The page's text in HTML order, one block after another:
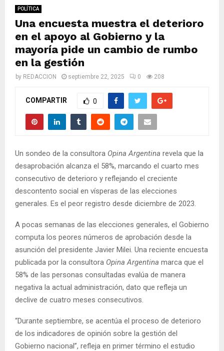
N
U
POLÍTICA
Una encuesta muestra el deterioro
en el apoyo al Gobierno y la
mayoría pide un cambio de rumbo
en la gestión
by REDACCION septiembre 22, 2025 0 208
COMPARTIR 0
Un sondeo de la consultora Opina Argentina revela que la
desaprobación alcanza el 58%, marcando el cuarto mes
consecutivo de deterioro y reflejando el creciente
descontento social en vísperas de las elecciones
generales. Es el peor registro desde diciembre de 2023.
A pocas semanas de las elecciones generales, el Gobierno
computa los peores números de aprobación desde la
asunción del presidente Javier Milei. Una reciente encuesta
publicada por la consultora Opina Argentina marca que el
58% de las personas consultadas evalúa de manera
negativa la actual administración, dato que refleja un
declive de cuatro meses consecutivos.
“Durante septiembre, se acentúa el proceso de deterioro
de los indicadores de opinión sobre la gestión del
Gobierno nacional”, refleja en primer término el estudio